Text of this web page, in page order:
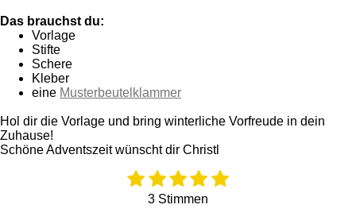
Das brauchst du:
Vorlage
Stifte
Schere
Kleber
eine Musterbeutelklammer
Hol dir die Vorlage und bring winterliche Vorfreude in dein
Zuhause!
Schöne Adventszeit wünscht dir Christl
1 2
S
3
S
4
S
5
B
3 Stimmen